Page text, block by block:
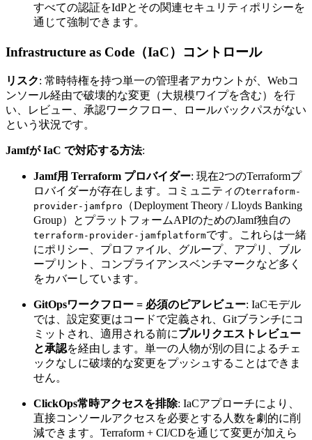
すべての認証をIdPとその関連セキュリティポリシーを
通じて強制できます。
Infrastructure as Code（IaC）コントロール
リスク: 常時特権を持つ単一の管理者アカウントが、Webコ
ンソール経由で破壊的な変更（大規模ワイプを含む）を行
い、レビュー、承認ワークフロー、ロールバックパスがない
という状況です。
Jamfが IaC で対応する方法:
Jamf用 Terraform プロバイダー: 現在2つのTerraformプ
ロバイダーが存在します。コミュニティのterraform-
provider-jamfpro
（Deployment Theory / Lloyds Banking
Group）とプラットフォームAPIのためのJamf独自の
terraform-provider-jamfplatformです。これらは一緒
にポリシー、プロファイル、グループ、アプリ、ブル
ープリント、コンプライアンスベンチマークなど多く
をカバーしています。
GitOpsワークフロー = 必須のピアレビュー: IaCモデル
では、設定変更はコードで定義され、Gitブランチにコ
ミットされ、適用される前にプルリクエストレビュー
と承認を経由します。単一の人物が別の目によるチェ
ックなしに破壊的な変更をプッシュすることはできま
せん。
ClickOps常時アクセスを排除: IaCアプローチにより、
直接コンソールアクセスを必要とする人数を劇的に削
減できます。Terraform + CI/CDを通じて変更が加えら